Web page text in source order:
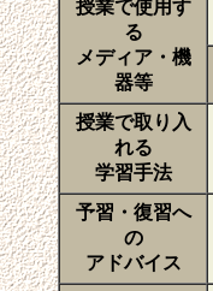
授業で使用す
る
メディア・機
器等
授業で取り入
れる
学習手法
予習・復習へ
の
アドバイス